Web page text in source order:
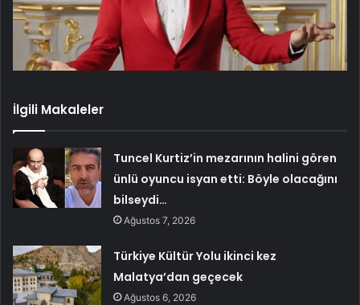
İlgili Makaleler
Tuncel Kurtiz’in mezarının halini gören
ünlü oyuncu isyan etti: Böyle olacağını
bilseydi…
Ağustos 7, 2026
Türkiye Kültür Yolu ikinci kez
Malatya’dan geçecek
Ağustos 6, 2026